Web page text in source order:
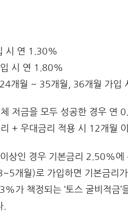
시 연 1.30%
시 연 1.80%
개월 ~ 35개월, 36개월 가입
저금을 모두 성공한 경우 연
리 + 우대금리 적용 시 12개월
상인 경우 기본금리 2.50%
개월)로 가입하면 기본금리
가 책정되는 ‘토스 굴비적금